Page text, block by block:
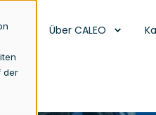
der
Über CALEO